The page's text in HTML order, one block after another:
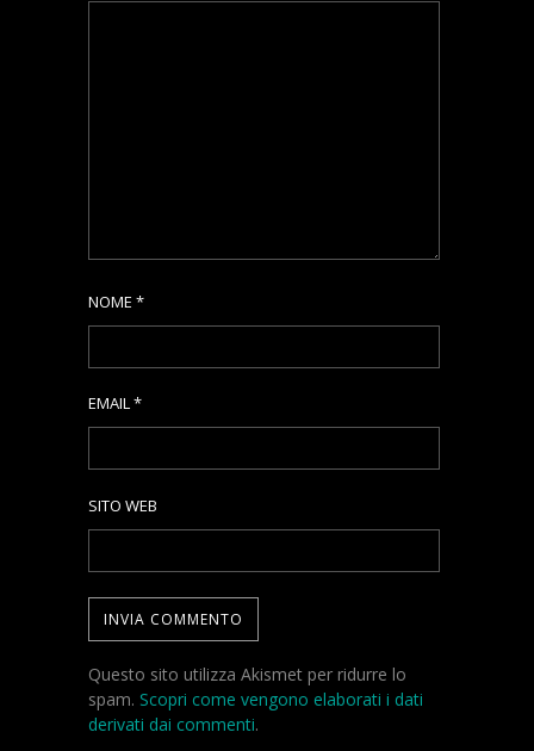
NOME *
EMAIL*
SITO WEB
Questo sito utilizza Akismet per ridurre lo
spam. Scopri come vengono elaborati i dati
derivati dai commenti.